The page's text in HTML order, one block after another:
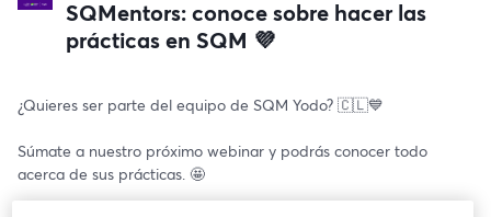
SQMentors: conoce sobre hacer las
prácticas en SQM 💜
¿Quieres ser parte del equipo de SQM Yodo? 🇨🇱💙
Súmate a nuestro próximo webinar y podrás conocer todo
acerca de sus prácticas. 🤩